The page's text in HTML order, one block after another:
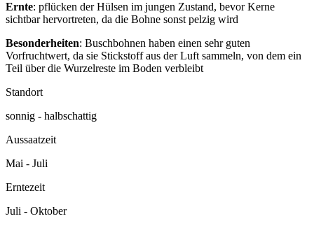
Ernte: pflücken der Hülsen im jungen Zustand, bevor Kerne
sichtbar hervortreten, da die Bohne sonst pelzig wird
Besonderheiten: Buschbohnen haben einen sehr guten
Vorfruchtwert, da sie Stickstoff aus der Luft sammeln, von dem ein
Teil über die Wurzelreste im Boden verbleibt
Standort
sonnig - halbschattig
Aussaatzeit
Mai - Juli
Erntezeit
Juli - Oktober